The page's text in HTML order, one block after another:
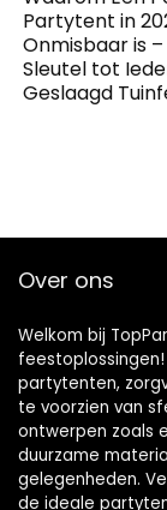
Partytent in
Onmisbaar is
Sleutel tot
Geslaagd
Over ons
Welkom bij
partytenten,
te voorzien van
ontwerpen zoals
duurzame
gelegenheden.
de ideale